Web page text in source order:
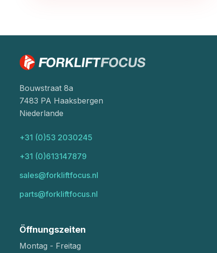
Bouwstraat 8a
7483 PA Haaksbergen
Niederlande
+31 (0)53 2030245
+31 (0)613147879
sales@forkliftfocus.nl
parts@forkliftfocus.nl
Öffnungszeiten
Montag - Freitag